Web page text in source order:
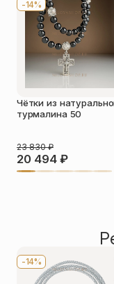
Телефон*
Отзыв*
Прикрепить
-14%
Чётки из
турмалина 50
20 494 ₽
23 830₽
-14%